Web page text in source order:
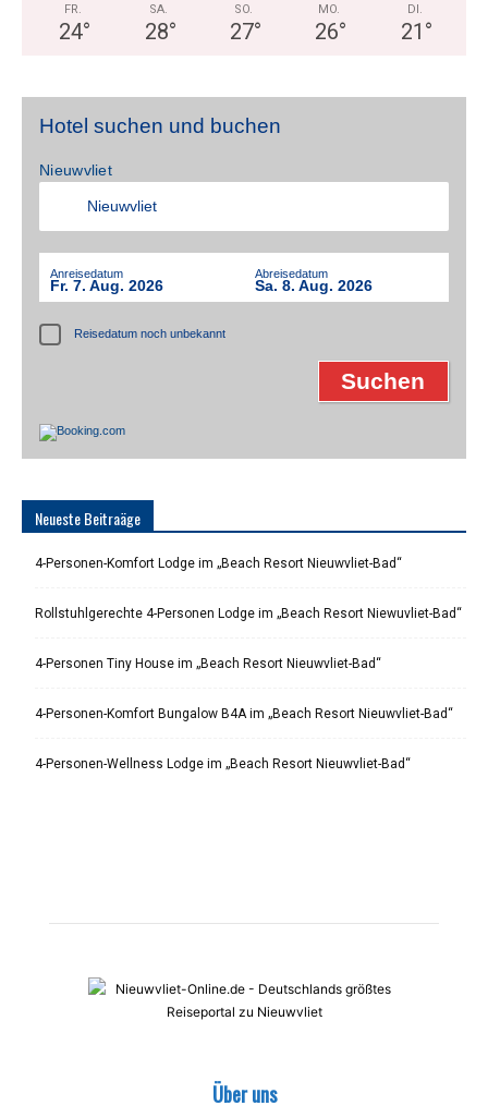
FR.
24°
SA.
28°
SO.
27°
MO.
26°
DI.
21 °
Hotel suchen und buchen
Nieuwvliet
Anreisedatum
Fr. 7. Aug. 2026
Abreisedatum
Sa. 8. Aug. 2026
Reisedatum noch unbekannt
Neueste Beitraäge
4-Personen-Komfort Lodge im „Beach Resort Nieuwvliet-Bad“
Rollstuhlgerechte 4-Personen Lodge im „Beach Resort Niewuvliet-Bad“
4-Personen Tiny House im „Beach Resort Nieuwvliet-Bad“
4-Personen-Komfort Bungalow B4A im „Beach Resort Nieuwvliet-Bad“
4-Personen-Wellness Lodge im „Beach Resort Nieuwvliet-Bad“
Über uns